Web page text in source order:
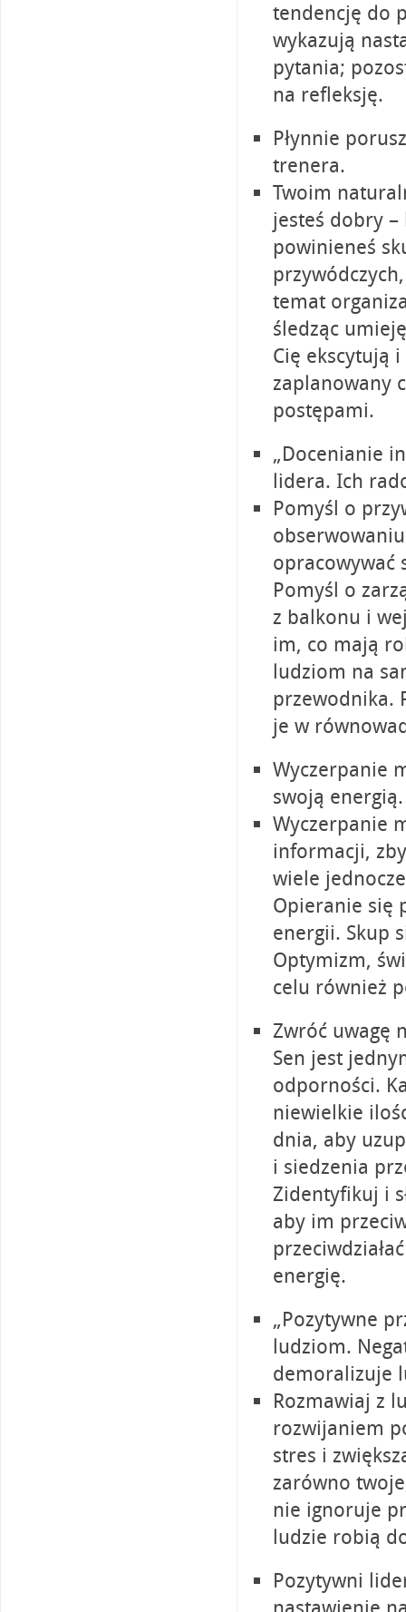
tendencję do
wykazują
pytania;
na refleksję.
Płynnie
trenera.
Twoim
jesteś dobry –
powinieneś
temat
śledząc
Cię ekscytują
zaplanowany
postępami.
„Docenianie
lidera. Ich
Pomyśl o
opracowywać
Pomyśl o
z balkonu i
im, co mają
ludziom na
przewodnika.
je w
Wyczerpanie
swoją energią.
Wyczerpanie
informacji,
wiele
Opieranie się
energii. Skup
Optymizm,
celu również
Zwróć uwagę
Sen jest
odporności.
niewielkie
dnia, aby
i siedzenia
Zidentyfikuj i
aby im
energię.
„Pozytywne
ludziom.
demoralizuje
Rozmawiaj z
rozwijaniem
stres i
zarówno
nie ignoruje
ludzie robią
Pozytywni